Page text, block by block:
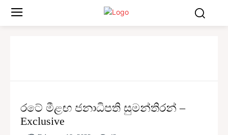
රටේ මීළඟ ජනාධිපති සුමන්තිරන් –
Exclusive